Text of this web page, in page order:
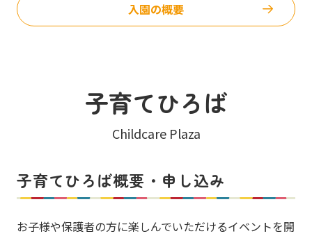
入園の概要
子育てひろば
Childcare Plaza
子育てひろば概要・申し込み
お子様や保護者の方に楽しんでいただけるイベントを開